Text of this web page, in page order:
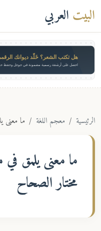
البيت العربي
هل تكتب الشعر؟ خَلّد ديوانك
احصل على أرشفة رسمية مضمونة في جوجل وحفظ
الرئيسية معجم اللغة ما معنى
ما معنىيلمق في
مختار الصحاح